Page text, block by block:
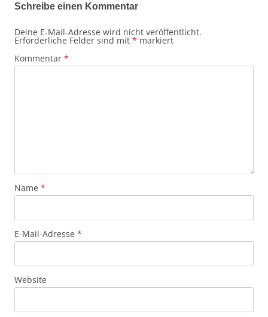
Schreibe einen Kommentar
Deine E-Mail-Adresse wird nicht veröffentlicht.
Erforderliche Felder sind mit * markiert
Kommentar *
Name *
E-Mail-Adresse *
Website